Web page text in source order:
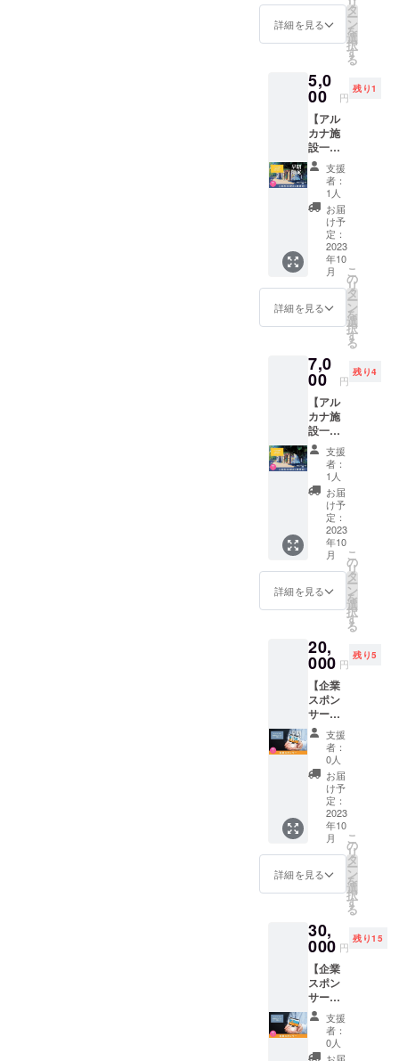
す。
https://
arcana-
co.spac
するお
名前を
備考欄
にご記
入くだ
さい。
※ニック
ネーム
でのご
参加も
できま
す。 ※
掲載期
間は
2023年
10月か
ら1年間
8,000円
のとこ
ろ、
3,000円
す。 ・
イベン
トを開
きたい
・仲間
だけで
楽しみ
たい ・
作品を
観ても
らいた
い 使い
方はあ
なた次
第で
す！
《施設
原町我
謝142番
地 《設
備詳
細》
ホーム
ページ
よりご
確認く
ださ
い。
https://
arcana-
co.spac
限定の
ご利用
※ご利用
は公式
ライン
より事
前のご
予約を
お願い
いたし
ます。
※有効期
限は
2023年
10月か
ら1年間
です。
※このリ
は、共
有ス
権利で
あり、
不動産
取引で
はあり
ませ
ん。
詳細を見る
タ
ー
ン
を
選
択
す
る
5,0
00 円
残り1
【アル
カナ施
設一棟
を貸切
（終
日！）
】 朝6
時から
24時ま
で、最
大18時
間 通常
10,000
円のと
ころ、
5,000円
す。
（今月
まで通
常8,000
円） ・
イベン
トを開
きたい
・仲間
だけで
楽しみ
たい ・
作品を
観ても
らいた
い 使い
方はあ
《施設
所在
地》 沖
縄県西
原町我
謝142番
地 《設
備詳
細》
ホーム
ページ
よりご
確認く
ださ
い。
https://
arcana-
co.spac
ご利用
です。
※ご利用
の際に
は公式
ライン
より事
前のご
予約を
支援
者：
1人
お届
け予
定：
2023
年10
月
詳細を見る
こ
の
リ
タ
ー
ン
を
選
択
す
る
7,0
00 円
残り4
【アル
カナ施
設一棟
を貸切
（終
日！）
】 朝6
時から
24時ま
で、最
大18時
間 通常
10,000
円のと
ころ、
5,000円
す。
（今月
まで通
常8,000
円） ・
イベン
トを開
きたい
・仲間
だけで
楽しみ
たい ・
作品を
観ても
らいた
い 使い
方はあ
《施設
所在
地》 沖
縄県西
原町我
謝142番
地 《設
備詳
細》
ホーム
支援
者：
1人
お届
け予
定：
2023
年10
月
詳細を見る
こ
の
リ
タ
ー
ン
を
選
択
す
る
20,
000 円
残り5
【企業
スポン
サー】
「シェ
アス
ペー
ス・ア
ルカ
ナ」の
企業ス
ポン
サーに
なれる
権利で
す。 HP
内にあ
ページ
にて、
企業ス
ポン
サーと
して企
業名、
企業の
ホーム
ページ
支援
者：
0人
お届
け予
定：
2023
年10
月
詳細を見る
こ
の
リ
タ
ー
ン
を
選
択
す
る
30,
000 円
残り15
【企業
スポン
サー】
「シェ
アス
ペー
ス・ア
支援
者：
0人